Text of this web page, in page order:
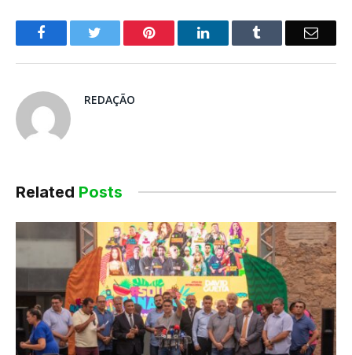
o
Pinterest LinkedIn
E-
REDAÇÃO
Related Posts